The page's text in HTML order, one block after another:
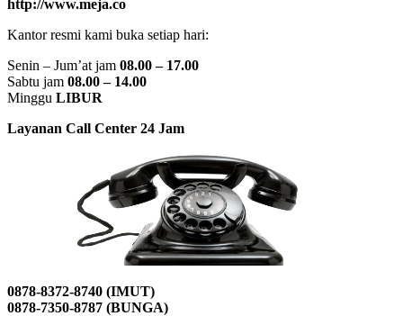
http://www.meja.co
Kantor resmi kami buka setiap hari:
Senin – Jum’at jam 08.00 – 17.00
Sabtu jam 08.00 – 14.00
Minggu LIBUR
Layanan Call Center 24 Jam
0878-8372-8740 (IMUT)
0878-7350-8787 (BUNGA)